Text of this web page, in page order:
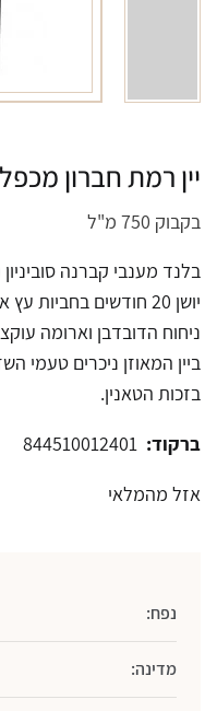
יין רמת חברון מכפלה 750
בקבוק 750 מ"ל
יושן 20 חודשים
ניחוח הדובדבן וארומה
ביין המאוזן ניכרים טעמי
בזכות הטאנין.
ברקוד:
אזל מהמלאי
נפח:
מדינה: